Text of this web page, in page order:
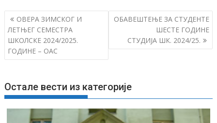
К
р
е
т
њ
е
ч
ОВЕРА ЗИМСКОГ И
ЛЕТЊЕГ СЕМЕСТРА
ШКОЛСКЕ 2024/2025.
ГОДИНЕ – ОАС
ОБАВЕШТЕЊЕ ЗА СТУДЕНТЕ
ШЕСТЕ ГОДИНЕ
СТУДИЈА ШК. 2024/25.
Остале вести из категорије